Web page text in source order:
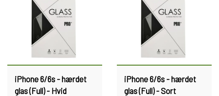
iPhone 6/6s - hærdet
glas (Full) - Hvid
iPhone 6/6s - hærdet
glas (Full) - Sort